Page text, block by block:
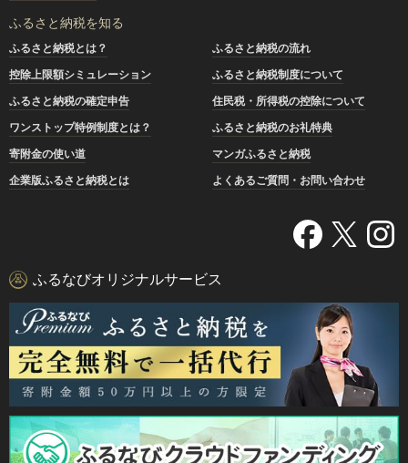
ふるさと納税を知る
ふるさと納税とは？
ふるさと納税の流れ
控除上限額シミュレーション
ふるさと納税制度について
ふるさと納税の確定申告
住民税・所得税の控除について
ワンストップ特例制度とは？
ふるさと納税のお礼特典
寄附金の使い道
マンガふるさと納税
企業版ふるさと納税とは
よくあるご質問・お問い合わせ
ふるなびオリジナルサービス